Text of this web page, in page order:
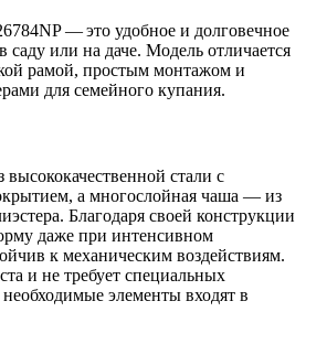
— это удобное и долговечное
саду или на даче. Модель отличается
рамой, простым монтажом и
для семейного купания.
высококачественной стали с
а многослойная чаша — из
Благодаря своей конструкции
даже при интенсивном
к механическим воздействиям.
и не требует специальных
элементы входят в